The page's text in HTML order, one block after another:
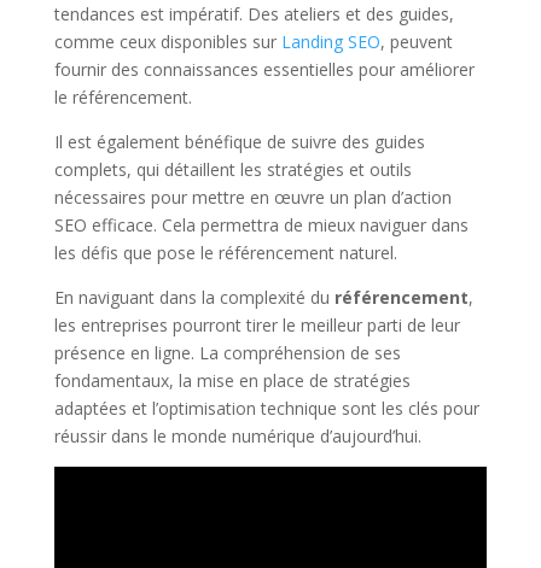
tendances est impératif. Des ateliers et des guides,
comme ceux disponibles sur Landing SEO, peuvent
fournir des connaissances essentielles pour améliorer
le référencement.
Il est également bénéfique de suivre des guides
complets, qui détaillent les stratégies et outils
nécessaires pour mettre en œuvre un plan d’action
SEO efficace. Cela permettra de mieux naviguer dans
les défis que pose le référencement naturel.
En naviguant dans la complexité du référencement,
les entreprises pourront tirer le meilleur parti de leur
présence en ligne. La compréhension de ses
fondamentaux, la mise en place de stratégies
adaptées et l’optimisation technique sont les clés pour
réussir dans le monde numérique d’aujourd’hui.